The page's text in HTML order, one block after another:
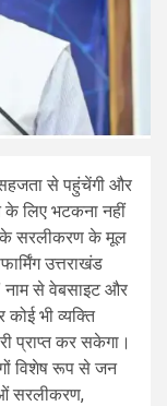
से पहुंचेंगी और
लिए भटकना नहीं
के सरलीकरण के मूल
उत्तराखंड
नाम से वेबसाइट और
भी व्यक्ति
प्राप्त कर सकेगा।
विशेष रूप से जन
सरलीकरण,